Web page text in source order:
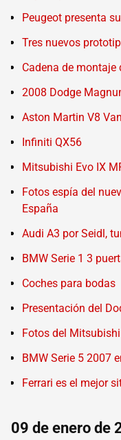
Peugeot presenta
Tres nuevos
Cadena de
2008 Dodge
Aston Martin V8
Infiniti QX56
Mitsubishi Evo IX
Fotos espía del
España
Audi A3 por Seidl,
BMW Serie 1 3
Coches para bodas
Presentación del
Fotos del
BMW Serie 5 2007
Ferrari es el mejor
09 de enero de